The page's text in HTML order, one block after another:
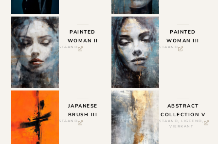
PAINTED
WOMAN II
STAAND
PAINTED
WOMAN III
STAAND
JAPANESE
BRUSH III
STAAND
ABSTRACT
COLLECTION V
STAAND, LIGGEND ,
VIERKANT